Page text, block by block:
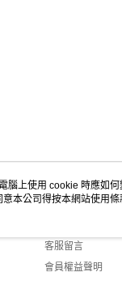
客服資訊
客服留言
會員權益聲明
腦上使用 cookie 時應如
本公司得按本網站使用